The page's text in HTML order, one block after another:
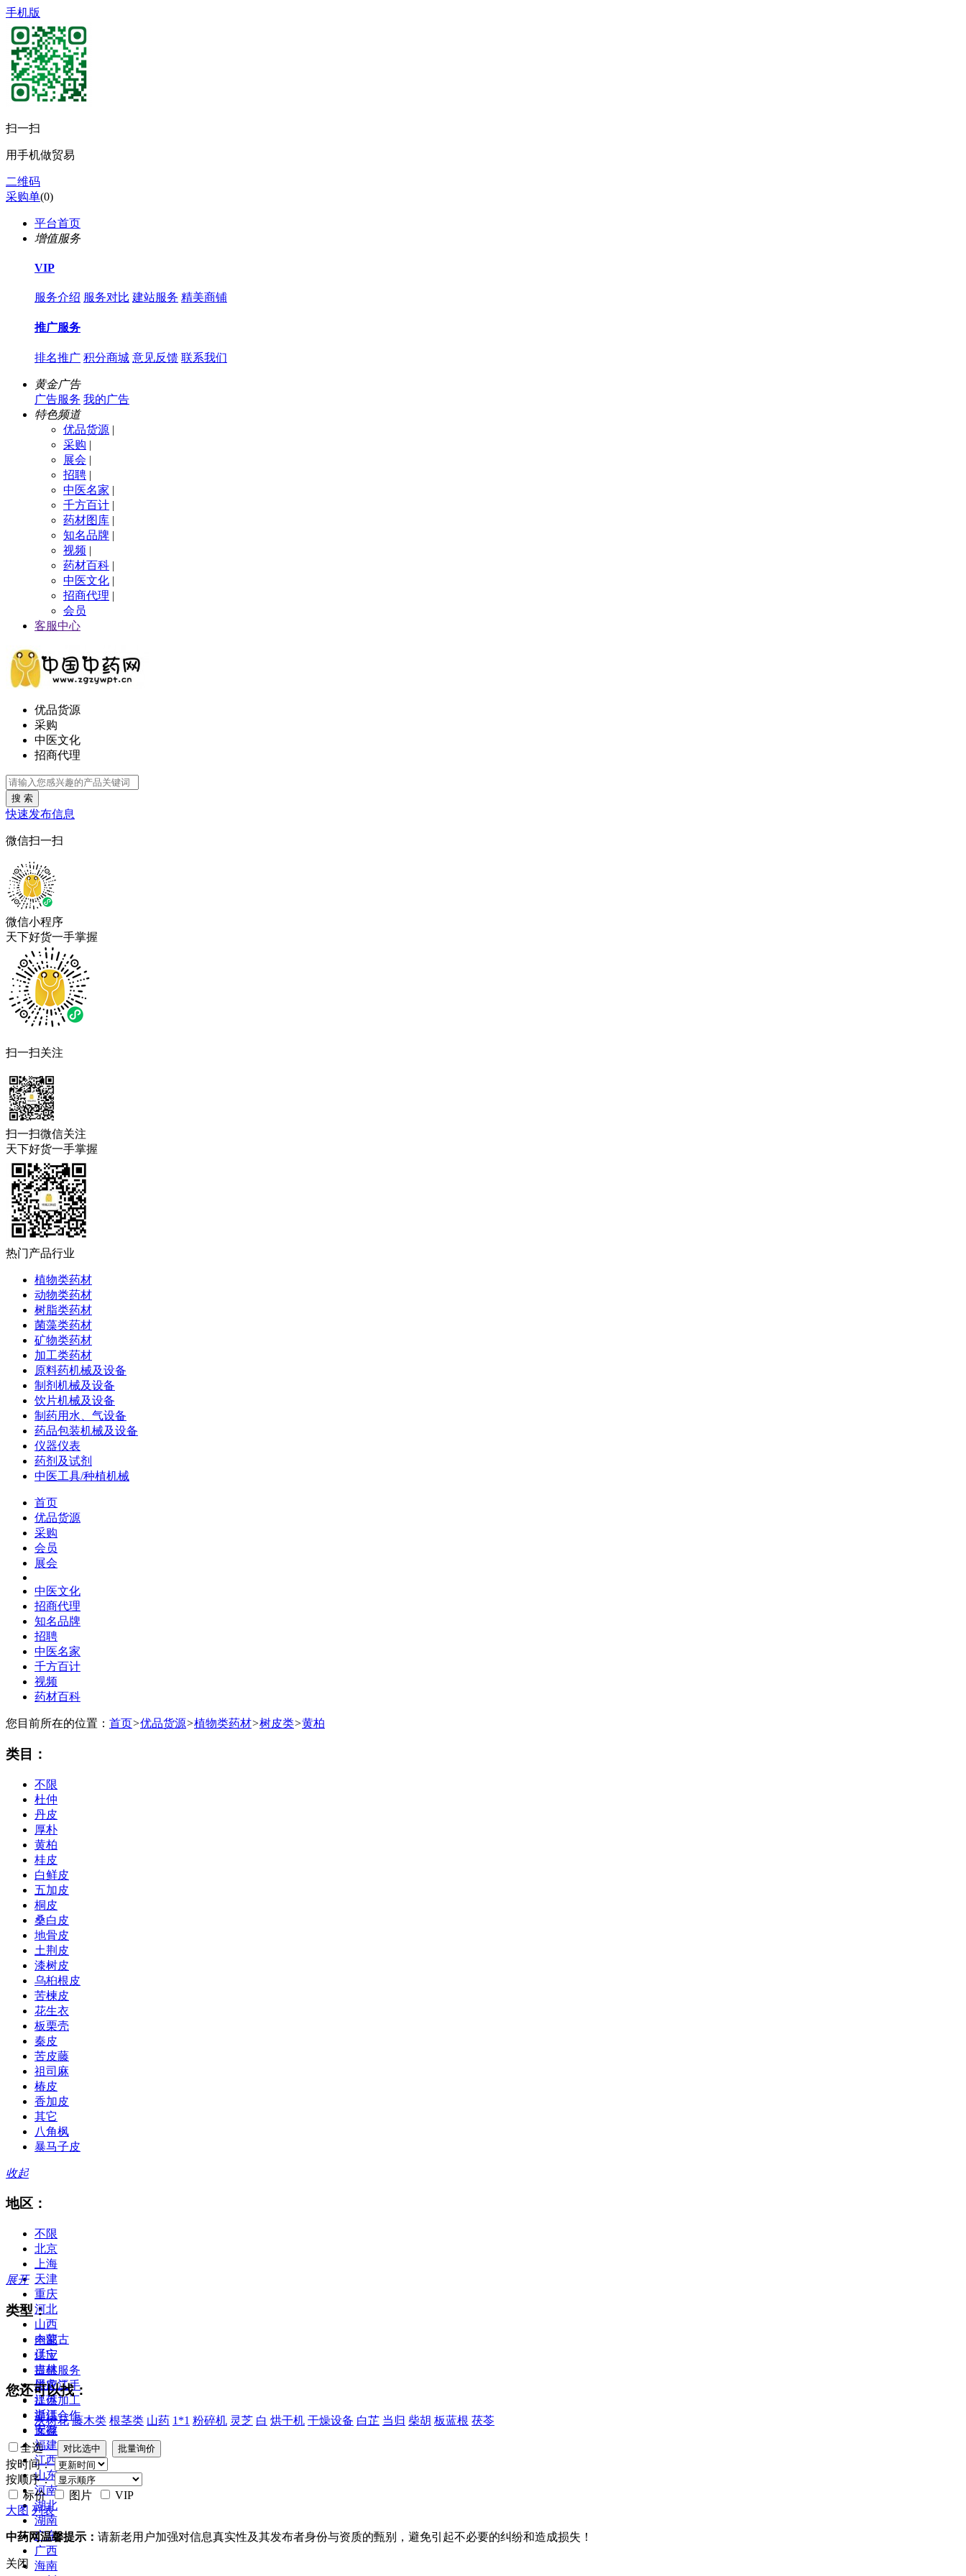
手机版
扫一扫
用手机做贸易
二维码
采购单(0)
平台首页
增值服务
VIP
服务介绍 服务对比 建站服务 精美商铺
推广服务
排名推广 积分商城 意见反馈 联系我们
黄金广告
广告服务 我的广告
特色频道
优品货源 |
采购 |
展会 |
招聘 |
中医名家 |
千方百计 |
药材图库 |
知名品牌 |
视频 |
药材百科 |
中医文化 |
招商代理 |
会员
客服中心
优品货源
采购
中医文化
招商代理
搜 索
快速发布信息
微信扫一扫
微信小程序
天下好货一手掌握
扫一扫关注
扫一扫微信关注
天下好货一手掌握
热门产品行业
植物类药材
动物类药材
树脂类药材
菌藻类药材
矿物类药材
加工类药材
原料药机械及设备
制剂机械及设备
饮片机械及设备
制药用水、气设备
药品包装机械及设备
仪器仪表
药剂及试剂
中医工具/种植机械
首页
优品货源
采购
会员
展会
中医文化
招商代理
知名品牌
招聘
中医名家
千方百计
视频
药材百科
您目前所在的位置： 首页>优品货源>植物类药材>树皮类>黄柏
类目：
不限
杜仲
丹皮
厚朴
黄柏
桂皮
白鲜皮
五加皮
桐皮
桑白皮
地骨皮
土荆皮
漆树皮
乌桕根皮
苦楝皮
花生衣
板栗壳
秦皮
苦皮藤
祖司麻
椿皮
香加皮
其它
八角枫
暴马子皮
收起
地区：
不限
北京
上海
天津
重庆
河北
山西
内蒙古
辽宁
吉林
黑龙江
江苏
浙江
安徽
福建
江西
山东
河南
湖北
湖南
广东
广西
海南
展开
类型：
全部
供应
提供服务
供应二手
提供加工
提供合作
库存
您还可以找：
灰树花 藤木类 根茎类 山药 1*1 粉碎机 灵芝 白 烘干机 干燥设备 白芷 当归 柴胡 板蓝根 茯苓
全选
按时间：
按顺序：
标价
图片
VIP
大图 列表
中药网温馨提示： 请新老用户加强对信息真实性及其发布者身份与资质的甄别，避免引起不必要的纠纷和造成损失！
关闭